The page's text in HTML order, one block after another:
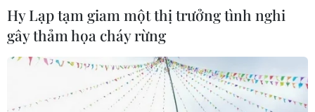
TIN CÙNG CHUYÊN MỤC
Hy Lạp tạm giam một thị trưởng tình nghi
gây thảm họa cháy rừng